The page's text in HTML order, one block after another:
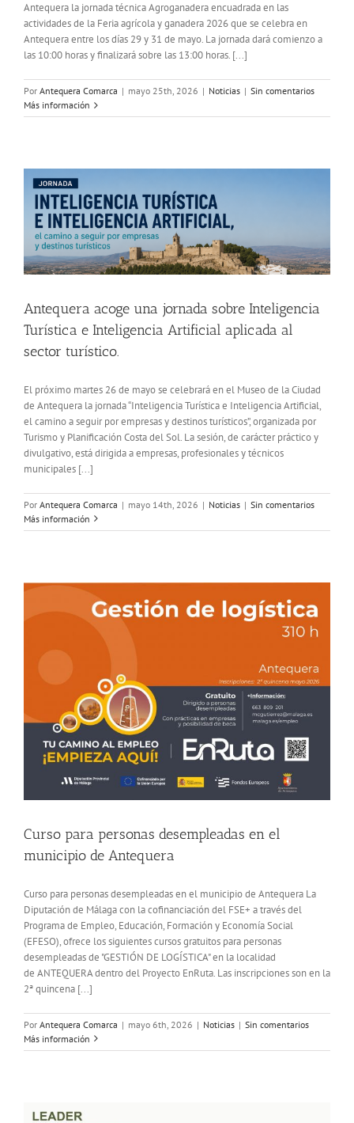
Antequera la jornada técnica Agroganadera encuadrada en las
actividades de la Feria agrícola y ganadera 2026 que se celebra en
Antequera entre los días 29 y 31 de mayo. La jornada dará comienzo a
las 10:00 horas y finalizará sobre las 13:00 horas. [...]
Por Antequera Comarca | mayo 25th, 2026 | Noticias | Sin comentarios
Más información
Antequera acoge una jornada sobre Inteligencia
Turística e Inteligencia Artificial aplicada al
sector turístico.
El próximo martes 26 de mayo se celebrará en el Museo de la Ciudad
de Antequera la jornada “Inteligencia Turística e Inteligencia Artificial,
el camino a seguir por empresas y destinos turísticos”, organizada por
Turismo y Planificación Costa del Sol. La sesión, de carácter práctico y
divulgativo, está dirigida a empresas, profesionales y técnicos
municipales [...]
Por Antequera Comarca | mayo 14th, 2026 | Noticias | Sin comentarios
Más información
Curso para personas desempleadas en el
municipio de Antequera
Curso para personas desempleadas en el municipio de Antequera La
Diputación de Málaga con la cofinanciación del FSE+ a través del
Programa de Empleo, Educación, Formación y Economía Social
(EFESO), ofrece los siguientes cursos gratuitos para personas
desempleadas de "GESTIÓN DE LOGÍSTICA" en la localidad
de ANTEQUERA dentro del Proyecto EnRuta. Las inscripciones son en la
2ª quincena [...]
Por Antequera Comarca | mayo 6th, 2026 | Noticias | Sin comentarios
Más información